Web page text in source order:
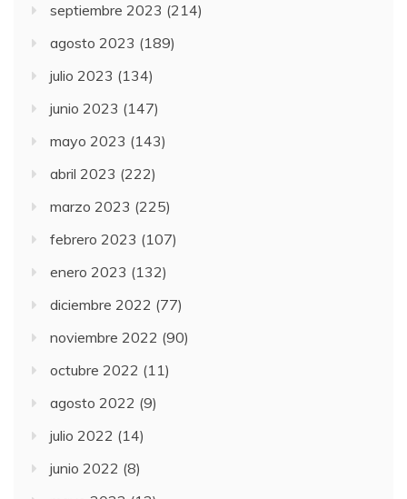
septiembre 2023 (214)
agosto 2023 (189)
julio 2023 (134)
junio 2023 (147)
mayo 2023 (143)
abril 2023 (222)
marzo 2023 (225)
febrero 2023 (107)
enero 2023 (132)
diciembre 2022 (77)
noviembre 2022 (90)
octubre 2022 (11)
agosto 2022 (9)
julio 2022 (14)
junio 2022 (8)